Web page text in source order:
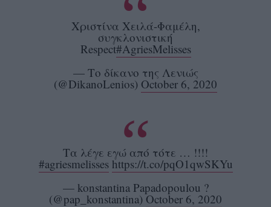
Χριστίνα Χειλά-Φαμέλη,
συγκλονιστική
Respect#AgriesMelisses
— Το δίκανο της Λενιώς
(@DikanoLenios) October 6, 2020
Τα λέγε εγώ από τότε … !!!!
#agriesmelisses https://t.co/pqO1qwSKYu
— konstantina Papadopoulou ?
(@pap_konstantina)October 6, 2020